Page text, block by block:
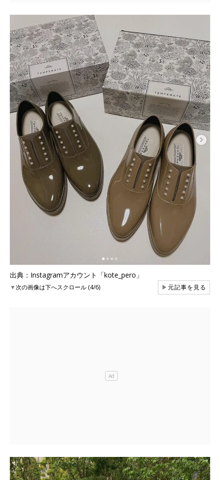
出典：Instagramアカウント「kote_pero」
▼次の画像は下へスクロール (4/6) ▶元記事を見る